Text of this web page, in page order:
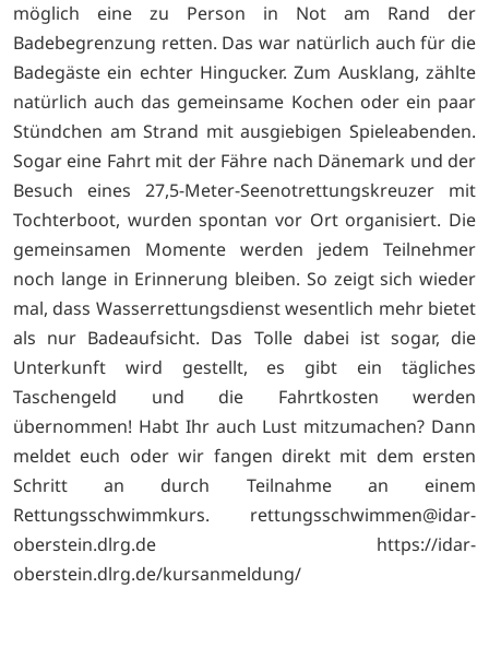
möglich eine zu Person in Not am Rand der
Badebegrenzung retten. Das war natürlich auch für die
Badegäste ein echter Hingucker. Zum Ausklang, zählte
natürlich auch das gemeinsame Kochen oder ein paar
Stündchen am Strand mit ausgiebigen Spieleabenden.
Sogar eine Fahrt mit der Fähre nach Dänemark und der
Besuch eines 27,5-Meter-Seenotrettungskreuzer mit
Tochterboot, wurden spontan vor Ort organisiert. Die
gemeinsamen Momente werden jedem Teilnehmer
noch lange in Erinnerung bleiben. So zeigt sich wieder
mal, dass Wasserrettungsdienst wesentlich mehr bietet
als nur Badeaufsicht. Das Tolle dabei ist sogar, die
Unterkunft wird gestellt, es gibt ein tägliches
Taschengeld und die Fahrtkosten werden
übernommen! Habt Ihr auch Lust mitzumachen? Dann
meldet euch oder wir fangen direkt mit dem ersten
Schritt an durch Teilnahme an einem
Rettungsschwimmkurs. rettungsschwimmen@idar-
oberstein.dlrg.de https://idar-
oberstein.dlrg.de/kursanmeldung/